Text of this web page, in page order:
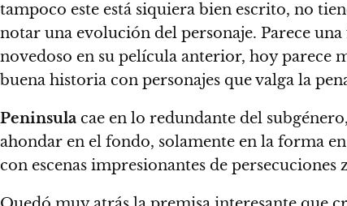
tampoco este está siquiera bien escrito, no
notar una evolución del personaje. Parece
novedoso en su película anterior, hoy parece
buena historia con personajes que valga la
Peninsula cae en lo redundante del subgénero
ahondar en el fondo, solamente en la forma
con escenas impresionantes de persecuciones